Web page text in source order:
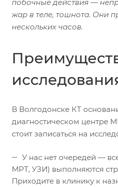
побочные действия —
жар в теле, тошнота. Они
нескольких часов.
В Волгодонске КТ
диагностическом центре
стоит записаться на
У нас нет очередей —
МРТ, УЗИ) выполняются
Приходите в клинику к